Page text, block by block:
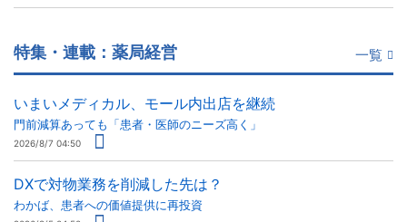
特集・連載：薬局経営 一覧
いまいメディカル、モール内出店を継続
門前減算あっても「患者・医師のニーズ高く」
2026/8/7 04:50
DXで対物業務を削減した先は？
わかば、患者への価値提供に再投資